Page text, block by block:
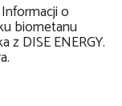
o
biometanu
z DISE ENERGY.